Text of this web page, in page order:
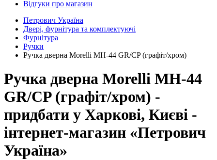
Відгуки про магазин
Петрович Україна
Двері, фурнітура та комплектуючі
Фурнітура
Ручки
Ручка дверна Morelli MH-44 GR/CP (графіт/хром)
Ручка дверна Morelli MH-44
GR/CP (графіт/хром) -
придбати у Харкові, Києві -
інтернет-магазин «Петрович
Україна»